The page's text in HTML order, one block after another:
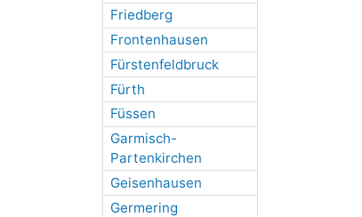
Friedberg
Frontenhausen
Fürstenfeldbruck
Fürth
Füssen
Garmisch-
Partenkirchen
Geisenhausen
Germering